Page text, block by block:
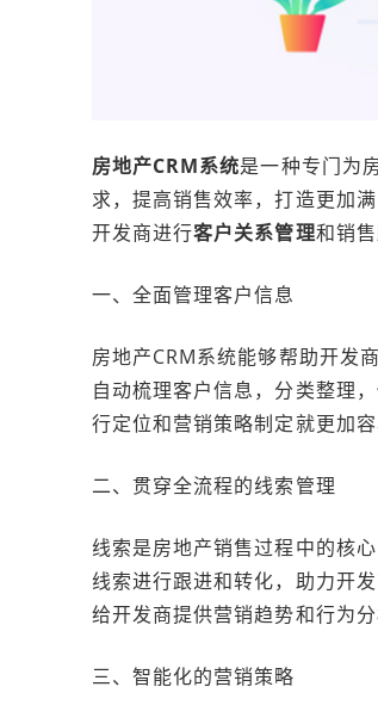
房地产CRM系统是一种专门为
求，提高销售效率，打造更加
开发商进行客户关系管理和销售
一、全面管理客户信息
房地产CRM系统能够帮助开发
自动梳理客户信息，分类整理
行定位和营销策略制定就更加容
二、贯穿全流程的线索管理
线索是房地产销售过程中的核
线索进行跟进和转化，助力开
给开发商提供营销趋势和行为
三、智能化的营销策略